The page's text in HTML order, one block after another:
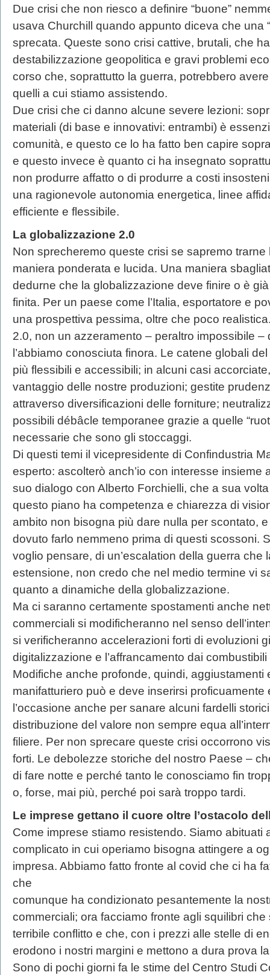
Due crisi che non riesco a definire “buone”
usava Churchill quando appunto diceva che una
sprecata. Queste sono crisi cattive, brutali, che
destabilizzazione geopolitica e gravi problemi
corso che, soprattutto la guerra, potrebbero
quelli a cui stiamo assistendo.
Due crisi che ci danno alcune severe lezioni:
materiali (di base e innovativi: entrambi) è
comunità, e questo ce lo ha fatto ben capire
e questo invece è quanto ci ha insegnato
non produrre affatto o di produrre a costi
una ragionevole autonomia energetica, linee
efficiente e flessibile.
La globalizzazione 2.0
Non sprecheremo queste crisi se sapremo
maniera ponderata e lucida. Una maniera
dedurne che la globalizzazione deve finire o è già
finita. Per un paese come l’Italia, esportatore e
una prospettiva pessima, oltre che poco
2.0, non un azzeramento – peraltro impossibile
l’abbiamo conosciuta finora. Le catene globali
più flessibili e accessibili; in alcuni casi
vantaggio delle nostre produzioni; gestite
attraverso diversificazioni delle forniture;
possibili débâcle temporanee grazie a quelle
necessarie che sono gli stoccaggi.
Di questi temi il vicepresidente di Confindustria
esperto: ascolterò anch’io con interesse insieme
suo dialogo con Alberto Forchielli, che a sua
questo piano ha competenza e chiarezza di
ambito non bisogna più dare nulla per scontato,
dovuto farlo nemmeno prima di questi scossoni.
voglio pensare, di un’escalation della guerra che
estensione, non credo che nel medio termine vi
quanto a dinamiche della globalizzazione.
Ma ci saranno certamente spostamenti anche
commerciali si modificheranno nel senso
si verificheranno accelerazioni forti di evoluzioni
digitalizzazione e l’affrancamento dai combustibili
Modifiche anche profonde, quindi, aggiustamenti
manifatturiero può e deve inserirsi
l’occasione anche per sanare alcuni fardelli
distribuzione del valore non sempre equa
filiere. Per non sprecare queste crisi occorrono
forti. Le debolezze storiche del nostro Paese –
di fare notte e perché tanto le conosciamo fin
o, forse, mai più, perché poi sarà troppo tardi.
Le imprese gettano il cuore oltre l’ostacolo
Come imprese stiamo resistendo. Siamo abituati
complicato in cui operiamo bisogna attingere a
impresa. Abbiamo fatto fronte al covid che ci ha
che
comunque ha condizionato pesantemente la
commerciali; ora facciamo fronte agli squilibri
terribile conflitto e che, con i prezzi alle stelle di
erodono i nostri margini e mettono a dura prova
Sono di pochi giorni fa le stime del Centro Studi